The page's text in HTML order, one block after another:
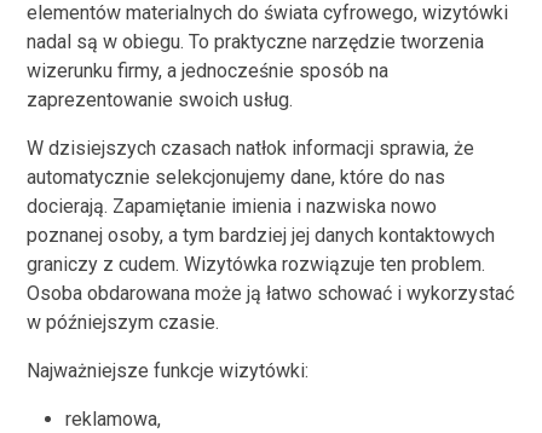
elementów materialnych do świata cyfrowego, wizytówki
nadal są w obiegu. To praktyczne narzędzie tworzenia
wizerunku firmy, a jednocześnie sposób na
zaprezentowanie swoich usług.
W dzisiejszych czasach natłok informacji sprawia, że
automatycznie selekcjonujemy dane, które do nas
docierają. Zapamiętanie imienia i nazwiska nowo
poznanej osoby, a tym bardziej jej danych kontaktowych
graniczy z cudem. Wizytówka rozwiązuje ten problem.
Osoba obdarowana może ją łatwo schować i wykorzystać
w późniejszym czasie.
Najważniejsze funkcje wizytówki:
reklamowa,